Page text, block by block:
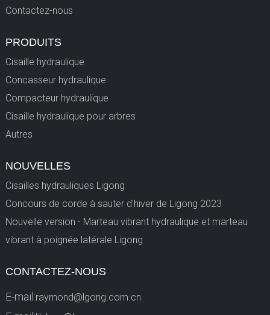
Contactez-nous
PRODUITS
Cisaille hydraulique
Concasseur hydraulique
Compacteur hydraulique
Cisaille hydraulique pour arbres
Autres
NOUVELLES
Cisailles hydrauliques Ligong
Concours de corde à sauter d'hiver de Ligong 2023
Nouvelle version - Marteau vibrant hydraulique et marteau
vibrant à poignée latérale Ligong
CONTACTEZ-NOUS
E-mail:raymond@lgong.com.cn